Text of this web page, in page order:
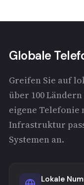
Globale
Greifen Sie auf
über 100
eigene Telefonie
Infrastruktur
Systemen an.
Lokale